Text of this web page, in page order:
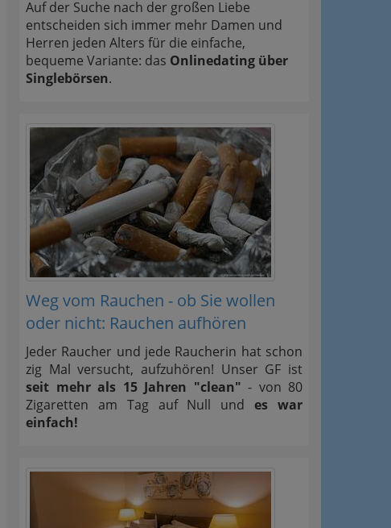
Auf der Suche nach der großen Liebe
entscheiden sich immer mehr Damen und
Herren jeden Alters für die einfache,
bequeme Variante: das Onlinedating über
Singlebörsen.
Weg vom Rauchen - ob Sie wollen
oder nicht: Rauchen aufhören
Jeder Raucher und jede Raucherin hat schon
zig Mal versucht, aufzuhören! Unser GF ist
seit mehr als 15 Jahren "clean" - von 80
Zigaretten am Tag auf Null undes war
einfach!